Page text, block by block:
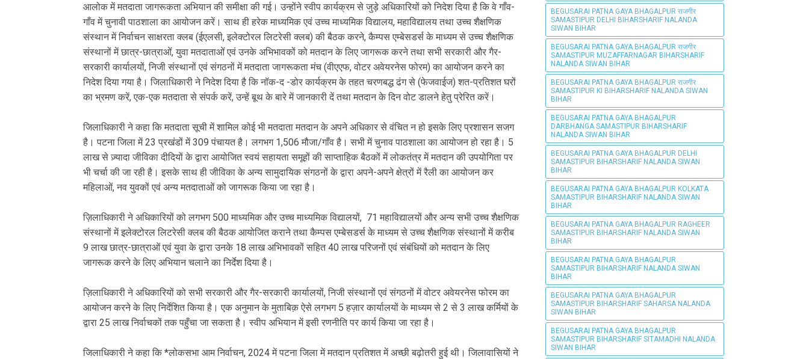
आलोक में मतदाता जागरूकता अभियान की समीक्षा की गई। उन्होंने स्वीप कार्यक्रम से जुड़े अधिकारियों को निदेश दिया है कि वे गाँव-
गाँव में चुनावी पाठशाला का आयोजन करें। साथ ही हरेक माध्यमिक एवं उच्च माध्यमिक विद्यालय, महाविद्यालय तथा उच्च शैक्षणिक
संस्थान में निर्वाचन साक्षरता क्लब (ईएलसी, इलेक्टोरल लिटरेसी क्लब) की बैठक करने, कैम्पस एम्बेसडर्स के माध्यम से उच्च शैक्षणिक
संस्थानों में छात्र-छात्राओं, युवा मतदाताओं एवं उनके अभिभावकों को मतदान के लिए जागरूक करने तथा सभी सरकारी और गैर-
सरकारी कार्यालयों, निजी संस्थानों एवं संगठनों में मतदाता जागरूकता मंच (वीएएफ, वोटर अवेयरनेस फोरम) का आयोजन करने का
निदेश दिया गया है। जिलाधिकारी ने निदेश दिया है कि नॉक-द -डोर कार्यक्रम के तहत चरणबद्ध ढंग से (फेजवाईज) शत-प्रतिशत घरों
का भ्रमण करें, एक-एक मतदाता से संपर्क करें, उन्हें बूथ के बारे में जानकारी दें तथा मतदान के दिन वोट डालने हेतु प्रेरित करें।
जिलाधिकारी ने कहा कि मतदाता सूची में शामिल कोई भी मतदाता मतदान के अपने अधिकार से वंचित न हो इसके लिए प्रशासन सजग
है। पटना जिला में 23 प्रखंडों में 309 पंचायत है। लगभग 1,506 मौजा/गाँव है। सभी में चुनाव पाठशाला का आयोजन हो रहा है। 5
लाख से ज़्यादा जीविका दीदियों के द्वारा आयोजित स्वयं सहायता समूहों की साप्ताहिक बैठकों में लोकतंत्र में मतदान की उपयोगिता पर
भी चर्चा की जा रही है। इसके साथ ही जीविका के अन्य सामुदायिक संगठनों के द्वारा अपने-अपने क्षेत्रों में रैली का आयोजन कर
महिलाओं, नव युवकों एवं अन्य मतदाताओं को जागरूक किया जा रहा है।
ज़िलाधिकारी ने अधिकारियों को लगभग 500 माध्यमिक और उच्च माध्यमिक विद्यालयों, 71 महाविद्यालयों और अन्य सभी उच्च शैक्षणिक
संस्थानों में इलेक्टोरल लिटरेसी क्लब की बैठक आयोजित कराने तथा कैम्पस एम्बेसडर्स के माध्यम से उच्च शैक्षणिक संस्थानों में करीब
9 लाख छात्र-छात्राओं एवं युवा के द्वारा उनके 18 लाख अभिभावकों सहित 40 लाख परिजनों एवं संबंधियों को मतदान के लिए
जागरूक करने के लिए अभियान चलाने का निर्देश दिया है।
ज़िलाधिकारी ने अधिकारियों को सभी सरकारी और गैर-सरकारी कार्यालयों, निजी संस्थानों एवं संगठनों में वोटर अवेयरनेस फोरम का
आयोजन करने के लिए निर्देशित किया है। एक अनुमान के मुताबिक़ ऐसे लगभग 5 हज़ार कार्यालयों के माध्यम से 2 से 3 लाख कर्मियों के
द्वारा 25 लाख निर्वाचकों तक पहुँचा जा सकता है। स्वीप अभियान में इसी रणनीति पर कार्य किया जा रहा है।
जिलाधिकारी ने कहा कि *लोकसभा आम निर्वाचन, 2024 में पटना जिला में मतदान प्रतिशत में अच्छी बढ़ोतरी हुई थी। जिलावासियों ने
BEGUSARAI PATNA GAYA BHAGALPUR राजगीर
SAMASTIPUR DELHI BIHARSHARIF NALANDA
SIWAN BIHAR
BEGUSARAI PATNA GAYA BHAGALPUR राजगीर
SAMASTIPUR MUZAFFARNAGAR BIHARSHARIF
NALANDA SIWAN BIHAR
BEGUSARAI PATNA GAYA BHAGALPUR राजगीर
SAMASTIPUR KI BIHARSHARIF NALANDA SIWAN
BIHAR
BEGUSARAI PATNA GAYA BHAGALPUR
DARBHANGA SAMASTIPUR BIHARSHARIF
NALANDA SIWAN BIHAR
BEGUSARAI PATNA GAYA BHAGALPUR DELHI
SAMASTIPUR BIHARSHARIF NALANDA SIWAN
BIHAR
BEGUSARAI PATNA GAYA BHAGALPUR KOLKATA
SAMASTIPUR BIHARSHARIF NALANDA SIWAN
BIHAR
BEGUSARAI PATNA GAYA BHAGALPUR RAGHEER
SAMASTIPUR BIHARSHARIF NALANDA SIWAN
BIHAR
BEGUSARAI PATNA GAYA BHAGALPUR
SAMASTIPUR BIHARSHARIF NALANDA SIWAN
BIHAR
BEGUSARAI PATNA GAYA BHAGALPUR
SAMASTIPUR BIHARSHARIF SAHARSA NALANDA
SIWAN BIHAR
BEGUSARAI PATNA GAYA BHAGALPUR
SAMASTIPUR BIHARSHARIF SITAMADHI NALANDA
SIWAN BIHAR